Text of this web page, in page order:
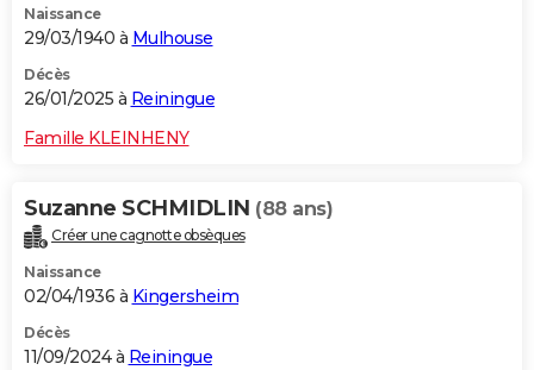
Naissance
29/03/1940 à Mulhouse
Décès
26/01/2025 à Reiningue
Famille KLEINHENY
Suzanne SCHMIDLIN (88 ans)
Créer une cagnotte obsèques
Naissance
02/04/1936 à Kingersheim
Décès
11/09/2024 à Reiningue